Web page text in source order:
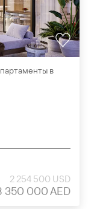
в
2 254 500 USD
350 000 AED